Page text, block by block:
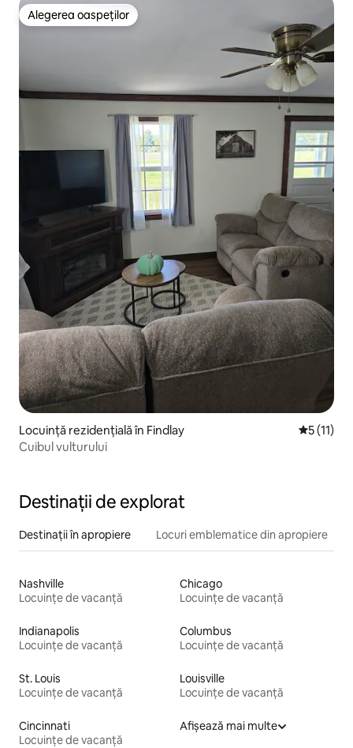
Alegerea oaspeților
Alegerea oaspeților
Locuință rezidențială în Findlay Scor
5 (11)
Cuibul vulturului
Destinații de explorat
Destinații în apropiere Locuri emblematice din apropiere
Nashville
Locuințe de vacanță
Chicago
Locuințe de vacanță
Indianapolis
Locuințe de vacanță
Columbus
Locuințe de vacanță
St. Louis
Locuințe de vacanță
Louisville
Locuințe de vacanță
Cincinnati
Locuințe de vacanță
Afișează mai multe